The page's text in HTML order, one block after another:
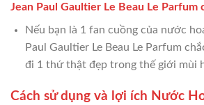
Jean Paul Gaultier Le Beau Le Parfum
Nếu bạn là 1 fan cuồng của nước
Paul Gaultier Le Beau Le Parfum
đi 1 thứ thật đẹp trong thế giới mùi
Cách sử dụng và lợi ích Nước